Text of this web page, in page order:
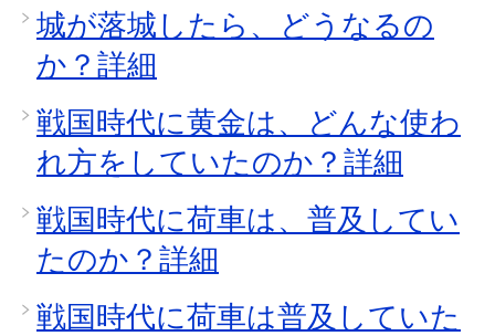
城が落城したら、どうなるの
か？詳細
戦国時代に黄金は、どんな使わ
れ方をしていたのか？詳細
戦国時代に荷車は、普及してい
たのか？詳細
戦国時代に荷車は普及していた